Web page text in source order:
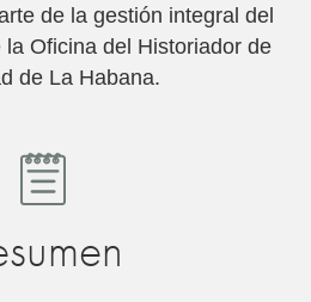
de la gestión integral del
Oficina del Historiador de
de La Habana.